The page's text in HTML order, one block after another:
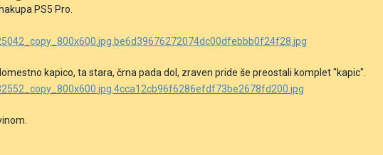
PS5 Pro.
kapico, ta stara, črna pada dol, zraven pride še preostali komplet "kapic".